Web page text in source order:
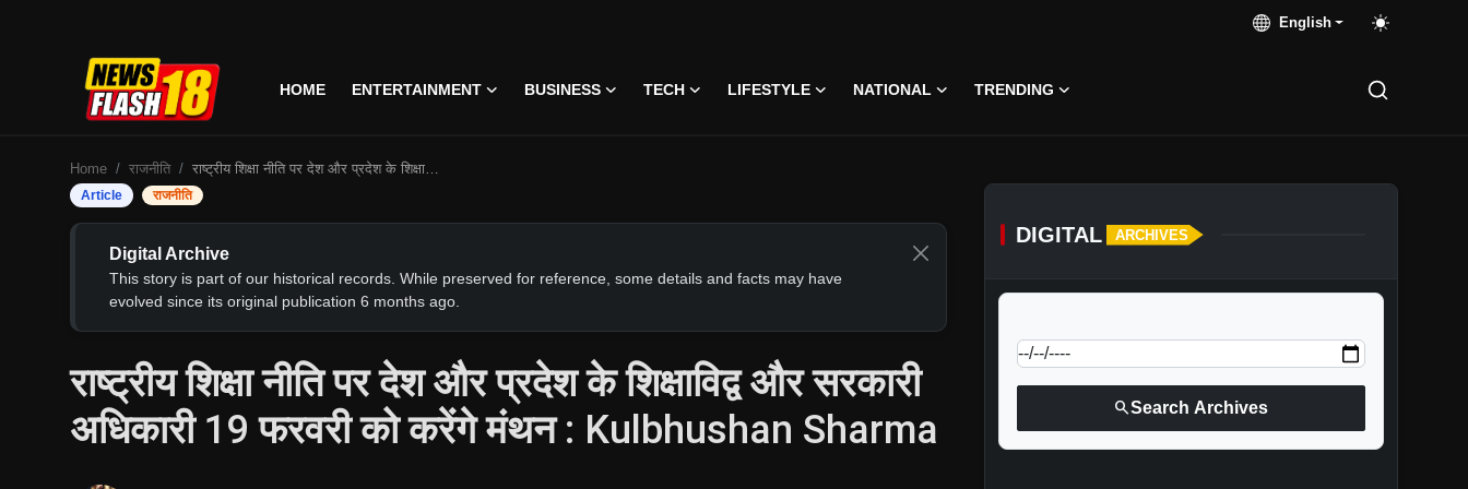
English
HOME ENTERTAINMENT BUSINESS TECH LIFESTYLE NATIONAL TRENDING
Entertainment
Home राजनीति राष्ट्रीय शिक्षा नीति पर देश और प्रदेश के शिक्षाविद्व और सरकारी अधिकारी 19 फरवरी को करेंगे मंथन : Kulbhushan Sharma
Article राजनीति
Digital Archive
This story is part of our historical records. While preserved for reference, some details and facts may have
evolved since its original publication 6 months ago.
राष्ट्रीय शिक्षा नीति पर देश और प्रदेश के शिक्षाविद्व और सरकारी
अधिकारी 19 फरवरी को करेंगे मंथन : Kulbhushan Sharma
DIGITAL ARCHIVES
searchSearch Archives